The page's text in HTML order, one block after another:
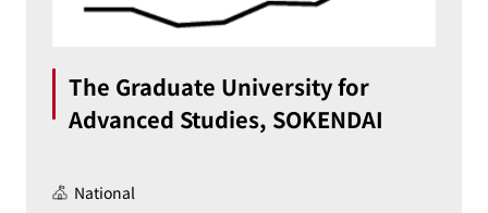
The Graduate University for
Advanced Studies, SOKENDAI
National